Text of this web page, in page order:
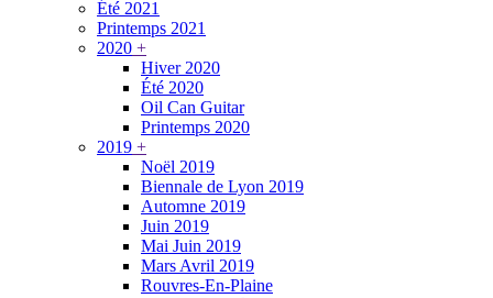
Été 2021
Printemps 2021
2020 +
Hiver 2020
Été 2020
Oil Can Guitar
Printemps 2020
2019 +
Noël 2019
Biennale de Lyon 2019
Automne 2019
Juin 2019
Mai Juin 2019
Mars Avril 2019
Rouvres-En-Plaine